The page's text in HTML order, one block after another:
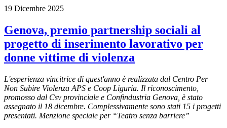
19 Dicembre 2025
Genova, premio partnership sociali al
progetto di inserimento lavorativo per
donne vittime di violenza
L'esperienza vincitrice di quest'anno è realizzata dal Centro Per
Non Subire Violenza APS e Coop Liguria. Il riconoscimento,
promosso dal Csv provinciale e Confindustria Genova, è stato
assegnato il 18 dicembre. Complessivamente sono stati 15 i progetti
presentati. Menzione speciale per “Teatro senza barriere”